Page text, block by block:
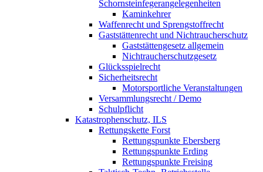
Schornsteinfegerangelegenheiten
Kaminkehrer
Waffenrecht und Sprengstoffrecht
Gaststättenrecht und Nichtraucherschutz
Gaststättengesetz allgemein
Nichtraucherschutzgesetz
Glücksspielrecht
Sicherheitsrecht
Motorsportliche Veranstaltungen
Versammlungsrecht / Demo
Schulpflicht
Katastrophenschutz, ILS
Rettungskette Forst
Rettungspunkte Ebersberg
Rettungspunkte Erding
Rettungspunkte Freising